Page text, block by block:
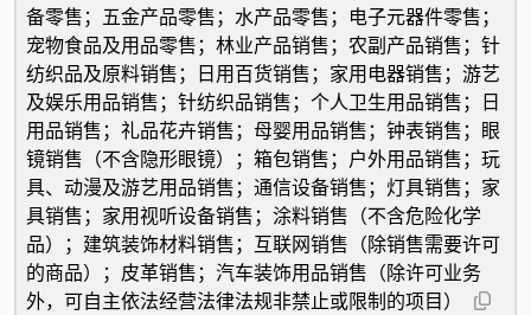
备零售；五金产品零售；水产品零售；电子元器件零售；
宠物食品及用品零售；林业产品销售；农副产品销售；针
纺织品及原料销售；日用百货销售；家用电器销售；游艺
及娱乐用品销售；针纺织品销售；个人卫生用品销售；日
用品销售；礼品花卉销售；母婴用品销售；钟表销售；眼
镜销售（不含隐形眼镜）；箱包销售；户外用品销售；玩
具、动漫及游艺用品销售；通信设备销售；灯具销售；家
具销售；家用视听设备销售；涂料销售（不含危险化学
品）；建筑装饰材料销售；互联网销售（除销售需要许可
的商品）；皮革销售；汽车装饰用品销售（除许可业务
外，可自主依法经营法律法规非禁止或限制的项目）